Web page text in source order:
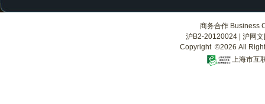
商务合作 Business
沪B2-20120024
沪网
Copyright ©2026 All
上海市互